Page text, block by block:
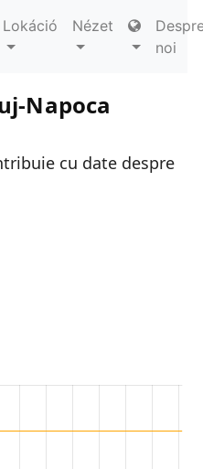
Lokáció Nézet
noi
Napoca
cu date despre